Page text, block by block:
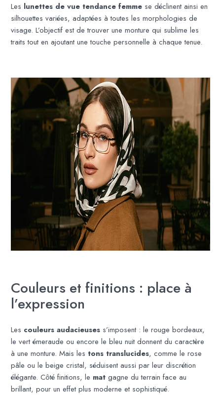
Les lunettes de vue tendance femme se déclinent ainsi en
silhouettes variées, adaptées à toutes les morphologies de
visage. L’objectif est de trouver une monture qui sublime les
traits tout en ajoutant une touche personnelle à chaque tenue.
Couleurs et finitions : place à
l’expression
Les couleurs audacieuses s’imposent : le rouge bordeaux,
le vert émeraude ou encore le bleu nuit donnent du caractère
à une monture. Mais lestons translucides, comme le rose
pâle ou le beige cristal, séduisent aussi par leur discrétion
élégante. Côté finitions, le mat gagne du terrain face au
brillant, pour un effet plus moderne et sophistiqué.